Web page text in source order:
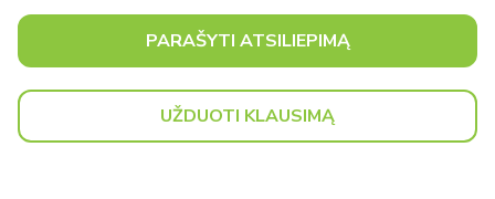
PARAŠYTI ATSILIEPIMĄ
UŽDUOTI KLAUSIMĄ